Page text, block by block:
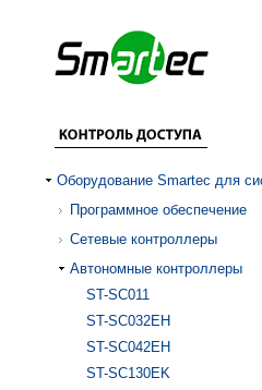
Оборудование Smartec для
Программное обеспечение
Сетевые контроллеры
Автономные контроллеры
ST-SC011
ST-SC032EH
ST-SC042EH
ST-SC130EK